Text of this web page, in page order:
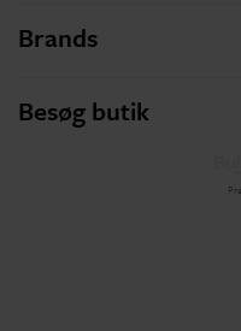
Brands
Besøg butik